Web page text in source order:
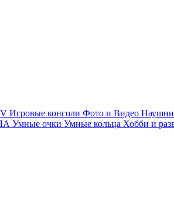
Игровые консоли Фото и Видео
Умные очки Умные кольца Хобби и